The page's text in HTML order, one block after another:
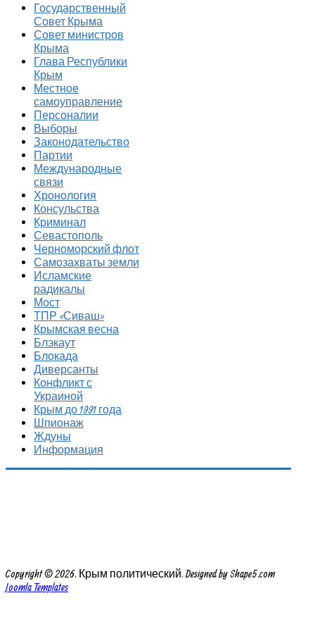
Государственный
Совет Крыма
Совет министров
Крыма
Глава Республики
Крым
Местное
самоуправление
Персоналии
Выборы
Законодательство
Партии
Международные
связи
Хронология
Консульства
Криминал
Севастополь
Черноморский флот
Самозахваты земли
Исламские
радикалы
Мост
ТПР «Сиваш»
Крымская весна
Блэкаут
Блокада
Диверсанты
Конфликт с
Украиной
Крым до 1991 года
Шпионаж
Ждуны
Информация
Copyright © 2026. Крым политический. Designed by Shape5.com
Joomla Templates